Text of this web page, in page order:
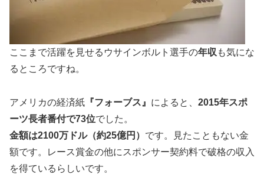
ここまで活躍を見せるウサインボルト選手の年収 も気にな
るところですね。
アメリカの経済紙 『フォーブス』 によると、 2015年スポ
ーツ長者番付で73位でした。
金額は2100万ドル（約25億円 ） です。見たこともない金
額です。レース賞金の他にスポンサー契約料で破格の収入
を得ているらしいです。